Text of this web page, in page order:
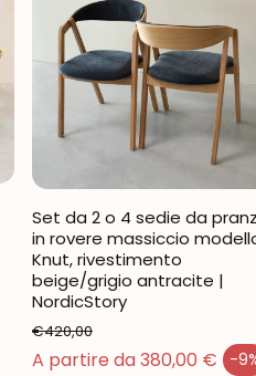
Set da 2 o 4 sedie da
in rovere massiccio
Knut, rivestimento
beige/grigio antracite |
NordicStory
A partire da 380,00 € -
Prezzo normale
€420,00